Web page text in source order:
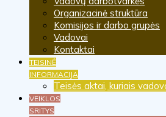
Organizacinė struktūra
Komisijos ir darbo grupės
Vadovai
Kontaktai
TEISINĖ
INFORMACIJA
Teisės aktai, kuriais
VEIKLOS
SRITYS